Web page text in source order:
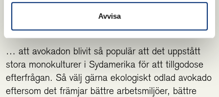
Avvisa
… att avokadon blivit så populär att det uppstått
stora monokulturer i Sydamerika för att tillgodose
efterfrågan. Så välj gärna ekologiskt odlad avokado
eftersom det främjar bättre arbetsmiljöer, bättre